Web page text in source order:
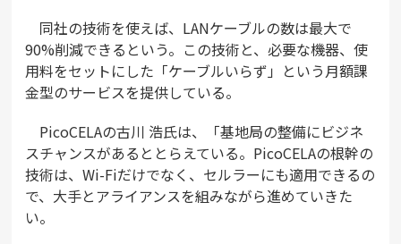
同社の技術を使えば、LANケーブルの数は最大で
90%削減できるという。この技術と、必要な機器、使
用料をセットにした「ケーブルいらず」という月額課
金型のサービスを提供している。
PicoCELAの古川 浩氏は、「基地局の整備にビジネ
スチャンスがあるととらえている。PicoCELAの根幹の
技術は、Wi-Fiだけでなく、セルラーにも適用できるの
で、大手とアライアンスを組みながら進めていきた
い。